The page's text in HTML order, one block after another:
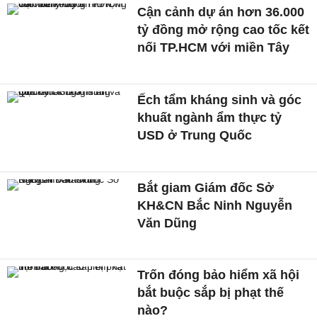
Cận cảnh dự án hơn 36.000
tỷ đồng mở rộng cao tốc kết
nối TP.HCM với miền Tây
Ếch tẩm kháng sinh và góc
khuất ngành ẩm thực tỷ
USD ở Trung Quốc
Bắt giam Giám đốc Sở
KH&CN Bắc Ninh Nguyễn
Văn Dũng
Trốn đóng bảo hiểm xã hội
bắt buộc sắp bị phạt thế
nào?